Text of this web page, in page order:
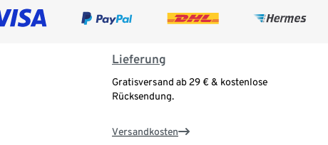
Lieferung
Gratisversand ab 29 € & kostenlose
Rücksendung.
Versandkosten